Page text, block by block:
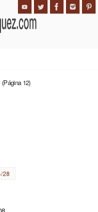
(Página 12)
28